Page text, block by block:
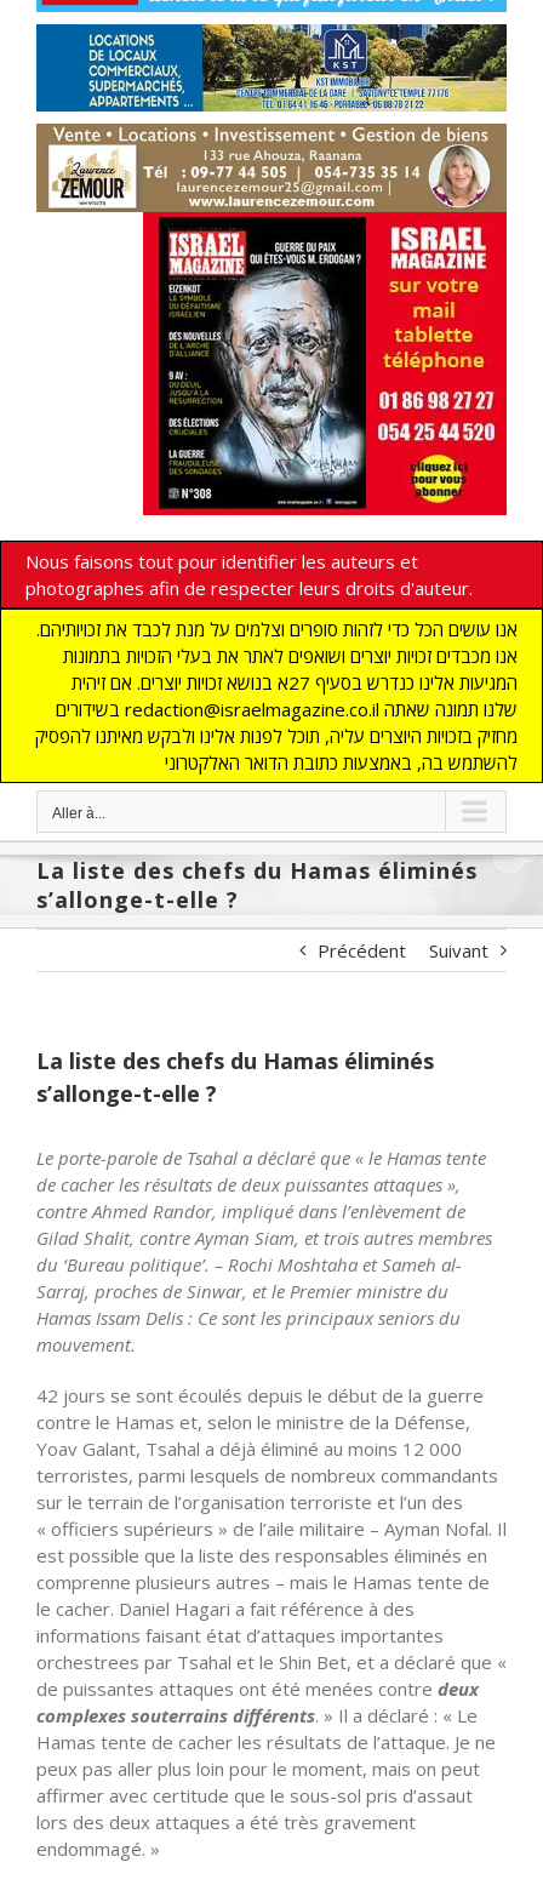
Nous faisons tout pour identifier les auteurs et
photographes afin de respecter leurs droits d'auteur.
אנו עושים הכל כדי לזהות סופרים וצלמים על מנת לכבד את זכויותיהם.
אנו מכבדים זכויות יוצרים ושואפים לאתר את בעלי הזכויות בתמונות
המגיעות אלינו כנדרש בסעיף 27א בנושא זכויות יוצרים. אם זיהית
בשידורים redaction@israelmagazine.co.il שלנו תמונה שאתה
מחזיק בזכויות היוצרים עליה, תוכל לפנות אלינו ולבקש מאיתנו להפסיק
להשתמש בה, באמצעות כתובת הדואר האלקטרוני
Aller à...
La liste des chefs du Hamas éliminés
s’allonge-t-elle ?
Précédent Suivant
La liste des chefs du Hamas éliminés
s’allonge-t-elle ?
Le porte-parole de Tsahal a déclaré que « le Hamas tente
de cacher les résultats de deux puissantes attaques »,
contre Ahmed Randor, impliqué dans l’enlèvement de
Gilad Shalit, contre Ayman Siam, et trois autres membres
du ‘Bureau politique’. – Rochi Moshtaha et Sameh al-
Sarraj, proches de Sinwar, et le Premier ministre du
Hamas Issam Delis : Ce sont les principaux seniors du
mouvement.
42 jours se sont écoulés depuis le début de la guerre
contre le Hamas et, selon le ministre de la Défense,
Yoav Galant, Tsahal a déjà éliminé au moins 12 000
terroristes, parmi lesquels de nombreux commandants
sur le terrain de l’organisation terroriste et l’un des
« officiers supérieurs » de l’aile militaire – Ayman Nofal. Il
est possible que la liste des responsables éliminés en
comprenne plusieurs autres – mais le Hamas tente de
le cacher. Daniel Hagari a fait référence à des
informations faisant état d’attaques importantes
orchestrees par Tsahal et le Shin Bet, et a déclaré que «
de puissantes attaques ont été menées contre deux
complexes souterrains différents. » Il a déclaré : « Le
Hamas tente de cacher les résultats de l’attaque. Je ne
peux pas aller plus loin pour le moment, mais on peut
affirmer avec certitude que le sous-sol pris d’assaut
lors des deux attaques a été très gravement
endommagé. »